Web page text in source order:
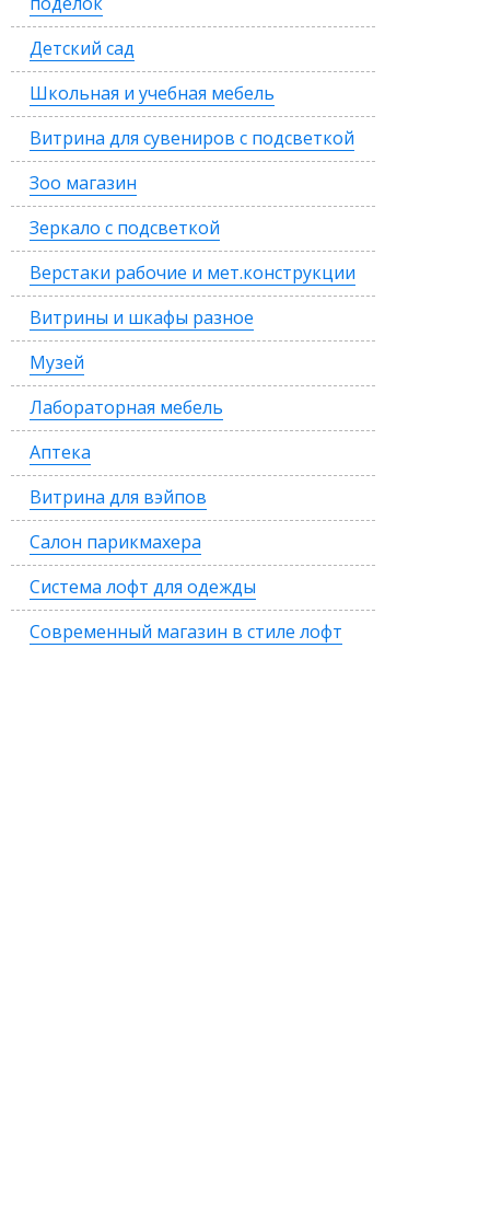
Детский сад
Школьная и учебная мебель
Витрина для сувениров с подсветкой
Зоо магазин
Зеркало с подсветкой
Верстаки рабочие и мет.конструкции
Витрины и шкафы разное
Музей
Лабораторная мебель
Аптека
Витрина для вэйпов
Салон парикмахера
Система лофт для одежды
Современный магазин в стиле лофт